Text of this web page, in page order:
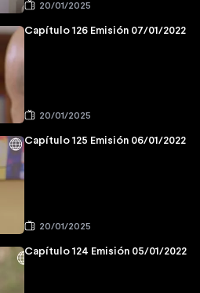
20/01/2025
Capítulo 126 Emisión 07/01/2022
20/01/2025
Capítulo 125 Emisión 06/01/2022
20/01/2025
Capítulo 124 Emisión 05/01/2022